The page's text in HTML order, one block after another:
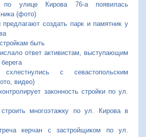
по улице Кирова 76-а появилась
(фото)
предлагают создать парк и памятник у
быть
ответ активистам, выступающим
схлестнулись с севастопольским
видео)
законность стройки по ул.
многоэтажку по ул. Кирова в
керчан с застройщиком по ул.